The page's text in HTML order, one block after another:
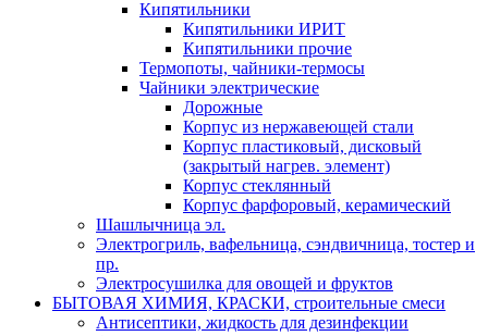
Кипятильники
Кипятильники ИРИТ
Кипятильники прочие
Термопоты, чайники-термосы
Чайники электрические
Дорожные
Корпус из нержавеющей стали
Корпус пластиковый, дисковый
(закрытый нагрев. элемент)
Корпус стеклянный
Корпус фарфоровый, керамический
Шашлычница эл.
Электрогриль, вафельница, сэндвичница, тостер и
пр.
Электросушилка для овощей и фруктов
БЫТОВАЯ ХИМИЯ, КРАСКИ, строительные смеси
Антисептики, жидкость для дезинфекции